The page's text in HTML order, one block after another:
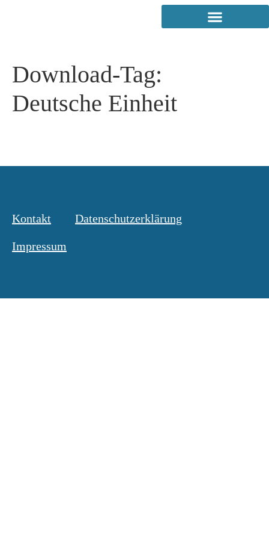
Download-Tag:
Deutsche Einheit
Kontakt Datenschutzerklärung
Impressum